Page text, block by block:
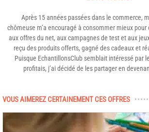
Après 15 années passées dans le commerce,
chômeuse m’a encouragé à consommer mieux pour
aux offres du net, aux campagnes de test et aux
reçu des produits offerts, gagné des cadeaux et
Puisque EchantillonsClub semblait intéressé par
profitais, j’ai décidé de les partager en
VOUS AIMEREZ CERTAINEMENT CES OFFRES